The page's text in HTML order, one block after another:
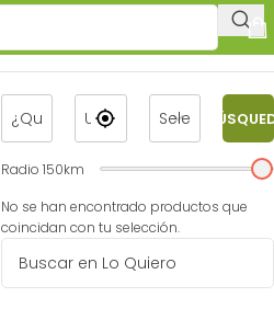
Radio150km
No se han encontrado productos que
coincidan con tu selección.